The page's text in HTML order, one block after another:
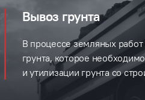
Вывоз грунта
В процессе земляных работ
грунта, которое
и утилизации грунта со